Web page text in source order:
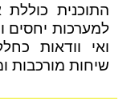
התוכנית
למערכות יחסים
ואי וודאות
שיחות מורכבות